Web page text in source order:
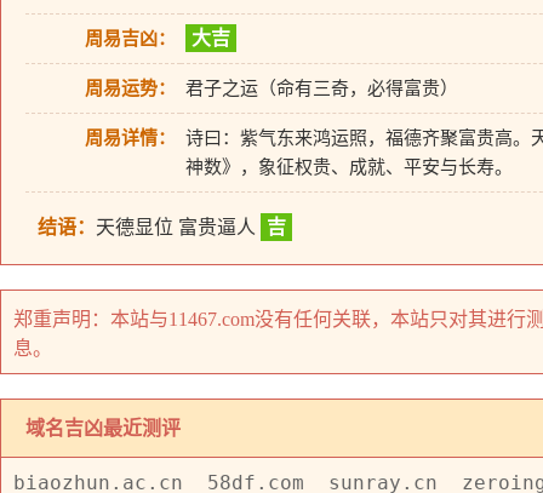
周易吉凶： 大吉
周易运势： 君子之运（命有三奇，必得富贵）
周易详情：
诗曰：紫气东来鸿运照，福德齐聚富贵高。
神数》，象征权贵、成就、平安与长寿。
结语： 天德显位 富贵逼人 吉
郑重声明：本站与11467.com没有任何关联，本站只对其进
息。
域名吉凶最近测评
biaozhun.ac.cn 58df.com sunray.cn